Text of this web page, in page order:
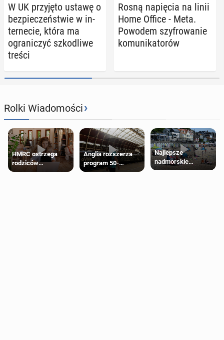
W UK przy­ję­to ustawę o
bez­pie­czeń­stwie w in­
ter­ne­cie, która ma
ogra­ni­czyć szko­dli­we
treści
Rosną na­pię­cia na linii
Home Office - Meta.
Powodem szy­fro­wa­nie
ko­mu­ni­ka­to­rów
Rolki Wiadomości›
HMRC ostrzega
rodziców
pobierających Child
Anglia rozszerza
program 50-
procentowych
Najlepsze
nadmorskie
miasteczko blisko